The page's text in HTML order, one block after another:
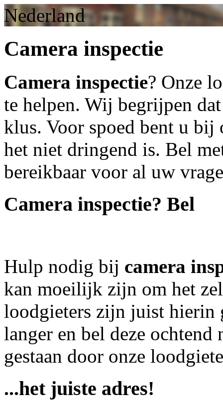
Nederland
Camera inspectie
Camera inspectie? Onze
te helpen. Wij begrijpen
klus. Voor spoed bent u bij
het niet dringend is. Bel
bereikbaar voor al uw
Camera inspectie? Bel
Hulp nodig bij camera
kan moeilijk zijn om het
loodgieters zijn juist hierin
langer en bel deze ochtend
gestaan door onze
...het juiste adres!